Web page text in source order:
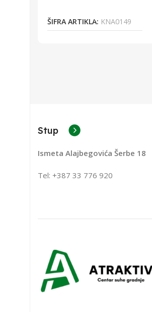
ŠIFRA ARTIKLA: KNA0149
Stup
Ismeta Alajbegovića Šerbe 18
Tel: +387 33 776 920